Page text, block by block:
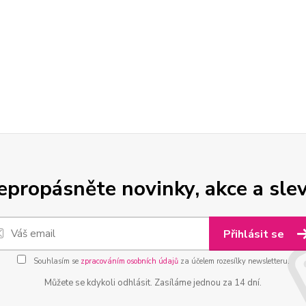
novinky, akce a
Přihlásit se
Souhlasím se zpracováním osobních údajůza účelem rozesílky newsletteru.
Můžete se kdykoli odhlásit. Zasíláme jednou za 14 dní.